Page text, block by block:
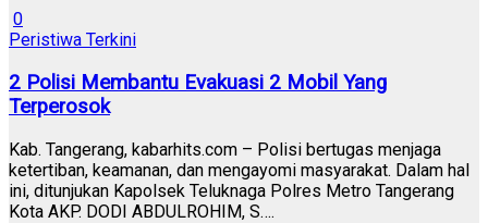
0
Peristiwa Terkini
2 Polisi Membantu Evakuasi 2 Mobil Yang
Terperosok
Kab. Tangerang, kabarhits.com – Polisi bertugas menjaga
ketertiban, keamanan, dan mengayomi masyarakat. Dalam hal
ini, ditunjukan Kapolsek Teluknaga Polres Metro Tangerang
Kota AKP. DODI ABDULROHIM, S….